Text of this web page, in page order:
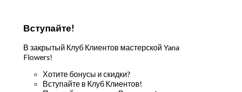
Вступайте!
В закрытый Клуб Клиентов мастерской Yana
Flowers!
Хотите бонусы и скидки?
Вступайте в Клуб Клиентов!